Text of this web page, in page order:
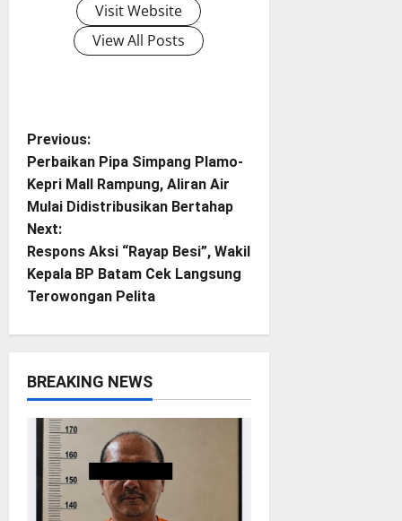
Visit Website
View All Posts
P
o
s
t
n
a
v
i
Previous:
Perbaikan Pipa Simpang Plamo-
Kepri Mall Rampung, Aliran Air
Mulai Didistribusikan Bertahap
Next:
Respons Aksi “Rayap Besi”, Wakil
Kepala BP Batam Cek Langsung
Terowongan Pelita
BREAKING NEWS